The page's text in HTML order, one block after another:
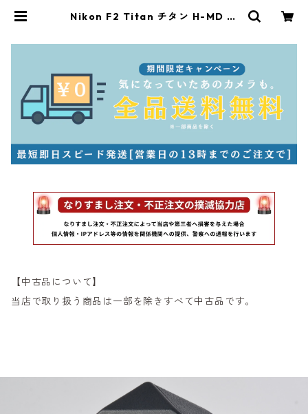
Nikon F2 Titan チタン H-MD ニ
【中古品について】
当店で取り扱う商品は一部を除きすべて中古品です。